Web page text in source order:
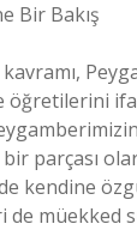
Bir Bakış
öğretilerini
bir parçası
kendine
de müekked